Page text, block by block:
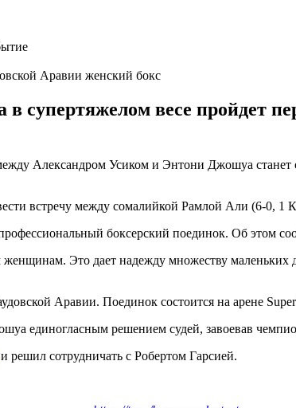
Аравии женский бокс
в супертяжелом весе пройдет
Александром Усиком и Энтони Джошуа
встречу между сомалийкой Рамлой Али (6-0,
боксерский поединок. Об этом
Это дает надежду множеству маленьких
Аравии. Поединок состоится на арене
единогласным решением судей, завоевав
и решил сотрудничать с Робертом Гарсией.